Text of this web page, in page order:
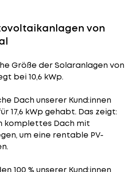
von
Größe der Solaranlagenvon
bei 10,6 kWp.
Dach unserer Kund:innen
17,6 kWp gehabt. Das zeigt:
komplettes Dach mit
um eine rentable PV-